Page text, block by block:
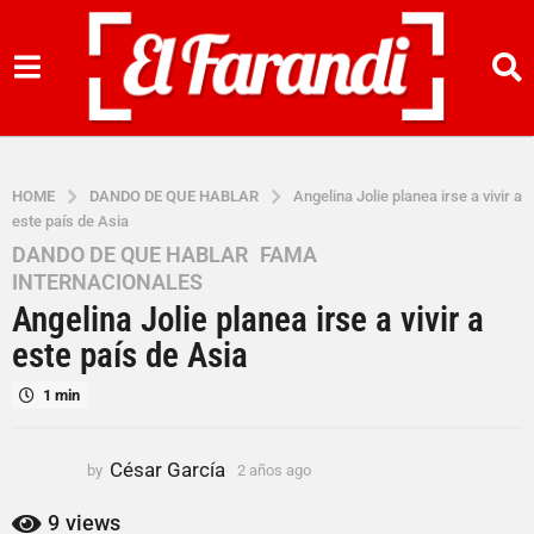
HOME DANDO DE QUE HABLAR
Angelina Jolie planea irse a vivir a
este país de Asia
2
a
ñ
o
s
a
a
DANDO DE QUE HABLAR ,FAMA
INTERNACIONALES
Angelina Jolie planea irse a vivir a
este país de Asia
1 min
by César García 2 años ago
9 views